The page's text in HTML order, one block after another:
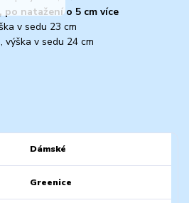
natažení o 5 cm více
v sedu 23 cm
výška v sedu 24 cm
Dámské
Greenice